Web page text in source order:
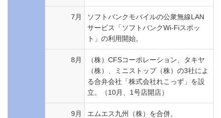
7月
ソフトバンクモバイルの公衆無線LAN
サービス「ソフトバンクWi-Fiスポッ
ト」の利用開始。
8月
（株）CFSコーポレーション、タキヤ
（株）、ミニストップ（株）の3社によ
る合弁会社「株式会社れこっず」を設
立。（10月、1号店開店）
9月 エムエス九州（株）を合併。